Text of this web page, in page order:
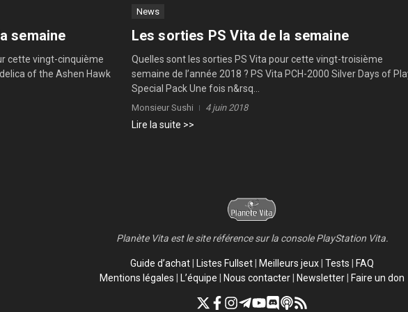
semaine
cette vingt-cinquième
of the Ashen Hawk
News
Les sorties PS Vita de la semaine
Quelles sont les sorties PS Vita pour cette vingt-troisième
semaine de l’année 2018 ? PS Vita PCH-2000 Silver Days of
Special Pack Une fois n&rsq...
Monsieur Sushi 4 juin 2018
Lire la suite >>
Planète Vita est le site référence sur la console PlayStation Vita.
Guide d’achat Listes Fullset Meilleurs jeux Tests
FAQ
Mentions légales
L’équipe Nous contacter Newsletter Faire un don